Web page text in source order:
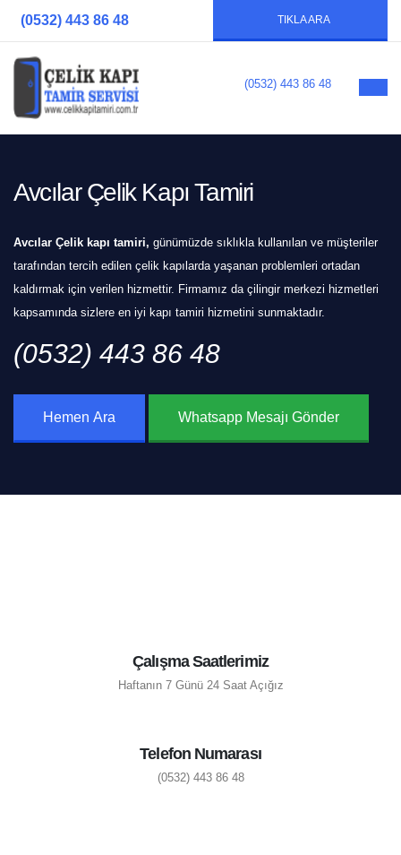
(0532) 443 86 48 TIKLA ARA
(0532) 443 86 48
Avcılar Çelik Kapı Tamiri
Avcılar Çelik kapı tamiri, günümüzde sıklıkla kullanılan ve müşteriler
tarafından tercih edilen çelik kapılarda yaşanan problemleri ortadan
kaldırmak için verilen hizmettir. Firmamız da çilingir merkezi hizmetleri
kapsamında sizlere en iyi kapı tamiri hizmetini sunmaktadır.
(0532) 443 86 48
Hemen Ara Whatsapp Mesajı Gönder
Çalışma Saatlerimiz
Haftanın 7 Günü 24 Saat Açığız
Telefon Numarası
(0532) 443 86 48